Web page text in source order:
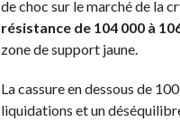
de choc sur le marché de la
résistance de 104 000 à
zone de support jaune.
La cassure en dessous de
liquidations et un